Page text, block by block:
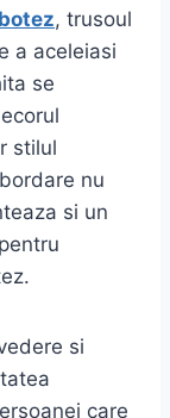
, trusoul
a aceleiasi
se
stilul
nu
si un
si
care